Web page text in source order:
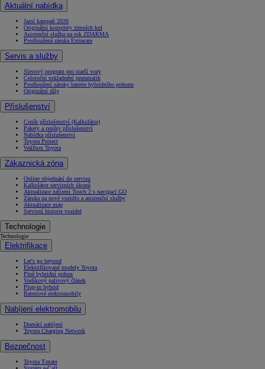
Aktuální nabídka
Jarní kampaň 2026
Originální komplety zimních kol
Asistenční služba na rok ZDARMA
Prodloužená záruka Extracare
Servis a služby
Slevový program pro starší vozy
Celoroční uskladnění pneumatik
Prodloužení záruky baterie hybridního pohonu
Originální díly
Příslušenství
Ceník příslušenství (Kalkulátor)
Pakety a ceníky příslušenství
Nabídka příslušenství
Toyota Protect
Wallbox Toyota
Zákaznická zóna
Online objednání do servisu
Kalkulátor servisních úkonů
Aktualizace zařízení Touch 2 s navigací GO
Záruka na nové vozidlo a asistenční služby
Aktualizace map
Servisní historie vozidel
Technologie
Technologie
Elektrifikace
Let's go beyond
Elektrifikované modely Toyota
Plně hybridní pohon
Vodíkový palivový článek
Plug-in hybrid
Bateriové elektromobily
Nabíjení elektromobilu
Domácí nabíjení
Toyota Charging Network
Bezpečnost
Toyota T-mate